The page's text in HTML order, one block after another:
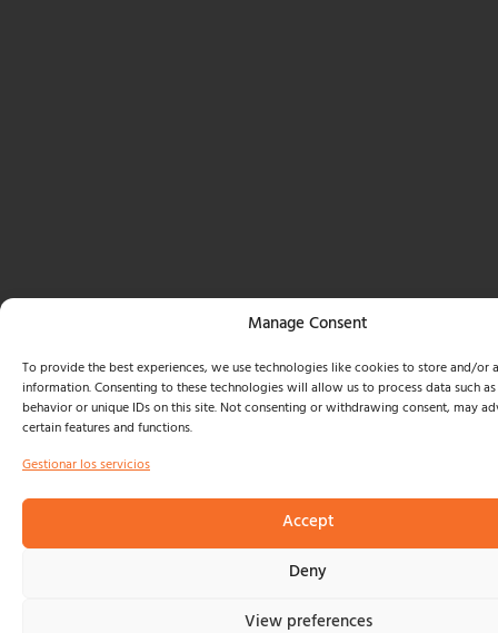
Manage Consent
To provide the best experiences, we use technologies like cookies to store and/or
information. Consenting to these technologies will allow us to process data such
behavior or unique IDs on this site. Not consenting or withdrawing consent, may
certain features and functions.
Gestionar los servicios
Accept
Deny
View preferences